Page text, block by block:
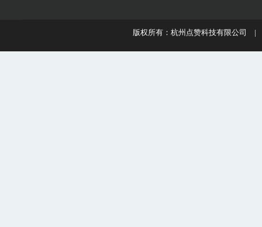
版权所有：杭州点赞科技有限公司